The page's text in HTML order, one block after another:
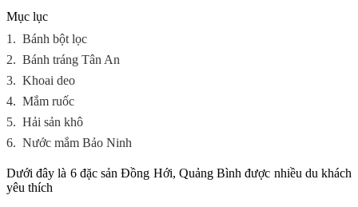
Mục lục
1. Bánh bột lọc
2. Bánh tráng Tân An
3. Khoai deo
4. Mắm ruốc
5. Hải sản khô
6. Nước mắm Bảo Ninh
Dưới đây là 6 đặc sản Đồng Hới, Quảng Bình được nhiều du khách
yêu thích